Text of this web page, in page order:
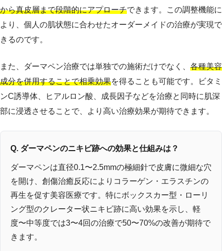
から真皮層まで段階的にアプローチできます。この調整機能に
より、個人の肌状態に合わせたオーダーメイドの治療が実現で
きるのです。
また、ダーマペン治療では単独での施術だけでなく、 各種美容
成分を併用することで相乗効果を得ることも可能です。ビタミ
ンC誘導体、ヒアルロン酸、成長因子などを治療と同時に肌深
部に浸透させることで、より高い治療効果が期待できます。
Q. ダーマペンのニキビ跡への効果と仕組みは？
ダーマペンは直径0.1〜2.5mmの極細針で皮膚に微細な穴
を開け、創傷治癒反応によりコラーゲン・エラスチンの
再生を促す美容医療です。特にボックスカー型・ローリ
ング型のクレーター状ニキビ跡に高い効果を示し、軽
度〜中等度では3〜4回の治療で50〜70%の改善が期待で
きます。